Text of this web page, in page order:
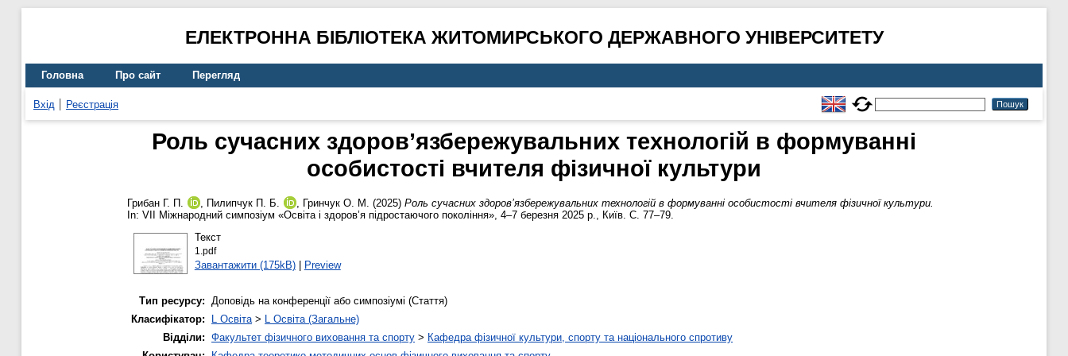
ЕЛЕКТРОННА БІБЛІОТЕКА ЖИТОМИРСЬКОГО ДЕРЖАВНОГО УНІВЕРСИТЕТУ
Головна Про сайт Перегляд
Вхід Реєстрація
Роль сучасних здоров’язбережувальних технологій в формуванні
особистості вчителя фізичної культури
Грибан Г. П. , Пилипчук П. Б. , Гринчук О. М. (2025) Роль сучасних здоров’язбережувальних технологій в формуванні особистості вчителя фізичної культури.
In: VII Міжнародний симпозіум «Освіта і здоров’я підростаючого покоління», 4–7 березня 2025 р., Київ. С. 77–79.
Текст
1.pdf
Завантажити (175kB)| Preview
Тип ресурсу: Доповідь на конференції або симпозіумі (Стаття)
Класифікатор:
L Освіта> L Освіта (Загальне)
Відділи: Факультет фізичного виховання та спорту > Кафедра фізичної культури, спорту та національного спротиву